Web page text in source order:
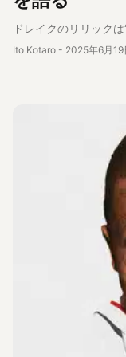
ドレイクのリリック
Ito Kotaro - 2025年6月19